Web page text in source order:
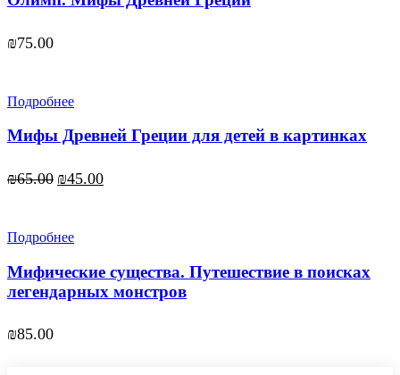
₪75.00
Подробнее
Мифы Древней Греции для детей в картинках
₪65.00 ₪45.00
Подробнее
Мифические существа. Путешествие в поисках
легендарных монстров
₪85.00